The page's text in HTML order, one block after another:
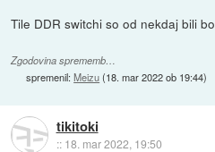
Tile DDR switchi so od nekdaj bili
Zgodovina sprememb…
spremenil:Meizu(18. mar 2022 ob 19:44)
tikitoki
:: 18. mar 2022, 19:50